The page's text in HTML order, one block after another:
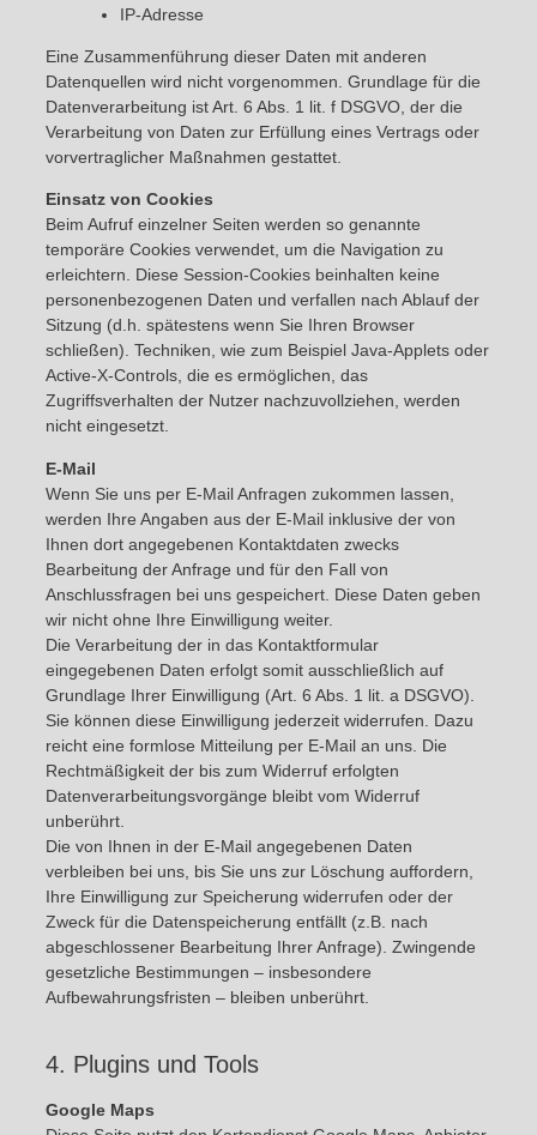
IP-Adresse
Eine Zusammenführung dieser Daten mit anderen
Datenquellen wird nicht vorgenommen. Grundlage für die
Datenverarbeitung ist Art. 6 Abs. 1 lit. f DSGVO, der die
Verarbeitung von Daten zur Erfüllung eines Vertrags oder
vorvertraglicher Maßnahmen gestattet.
Einsatz von Cookies
Beim Aufruf einzelner Seiten werden so genannte
temporäre Cookies verwendet, um die Navigation zu
erleichtern. Diese Session-Cookies beinhalten keine
personenbezogenen Daten und verfallen nach Ablauf der
Sitzung (d.h. spätestens wenn Sie Ihren Browser
schließen). Techniken, wie zum Beispiel Java-Applets oder
Active-X-Controls, die es ermöglichen, das
Zugriffsverhalten der Nutzer nachzuvollziehen, werden
nicht eingesetzt.
E-Mail
Wenn Sie uns per E-Mail Anfragen zukommen lassen,
werden Ihre Angaben aus der E-Mail inklusive der von
Ihnen dort angegebenen Kontaktdaten zwecks
Bearbeitung der Anfrage und für den Fall von
Anschlussfragen bei uns gespeichert. Diese Daten geben
wir nicht ohne Ihre Einwilligung weiter.
Die Verarbeitung der in das Kontaktformular
eingegebenen Daten erfolgt somit ausschließlich auf
Grundlage Ihrer Einwilligung (Art. 6 Abs. 1 lit. a DSGVO).
Sie können diese Einwilligung jederzeit widerrufen. Dazu
reicht eine formlose Mitteilung per E-Mail an uns. Die
Rechtmäßigkeit der bis zum Widerruf erfolgten
Datenverarbeitungsvorgänge bleibt vom Widerruf
unberührt.
Die von Ihnen in der E-Mail angegebenen Daten
verbleiben bei uns, bis Sie uns zur Löschung auffordern,
Ihre Einwilligung zur Speicherung widerrufen oder der
Zweck für die Datenspeicherung entfällt (z.B. nach
abgeschlossener Bearbeitung Ihrer Anfrage). Zwingende
gesetzliche Bestimmungen – insbesondere
Aufbewahrungsfristen – bleiben unberührt.
4. Plugins und Tools
Google Maps